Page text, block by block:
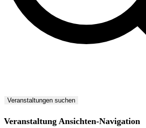
Veranstaltungen suchen
Veranstaltung Ansichten-Navigation